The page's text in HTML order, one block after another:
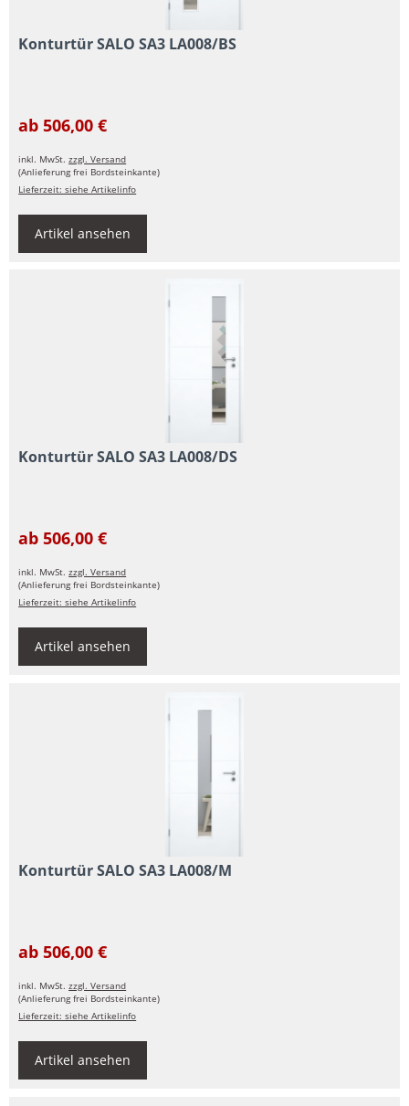
Konturtür SALO SA3 LA008/BS
ab 506,00 €
inkl. MwSt.zzgl. Versand
(Anlieferung frei Bordsteinkante)
Lieferzeit: siehe Artikelinfo
Artikel ansehen
Konturtür SALO SA3 LA008/DS
ab 506,00 €
inkl. MwSt.zzgl. Versand
(Anlieferung frei Bordsteinkante)
Lieferzeit: siehe Artikelinfo
Artikel ansehen
Konturtür SALO SA3 LA008/M
ab 506,00 €
inkl. MwSt.zzgl. Versand
(Anlieferung frei Bordsteinkante)
Lieferzeit: siehe Artikelinfo
Artikel ansehen